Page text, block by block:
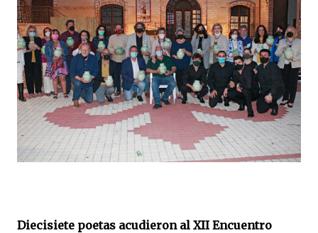
Diecisiete poetas acudieron al XII Encuentro